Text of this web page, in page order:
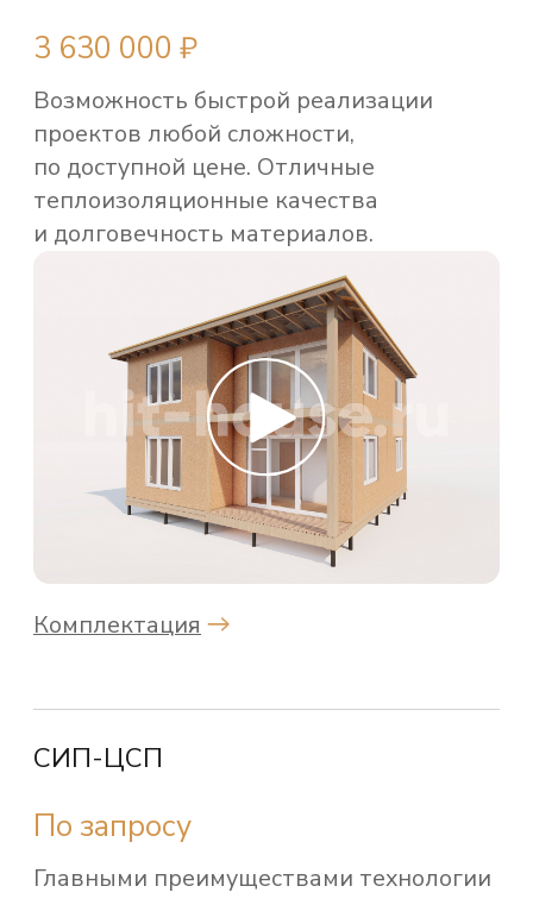
Комплектация
являются — экологичность,
повышенная огнестойкость
материалов и скорость отделки.
ОСТАВИТЬ ЗАЯВКУ
Заполните форму обратной связи,
деталей проекта.
+7
Я согласен с политикой обработки персональных данных